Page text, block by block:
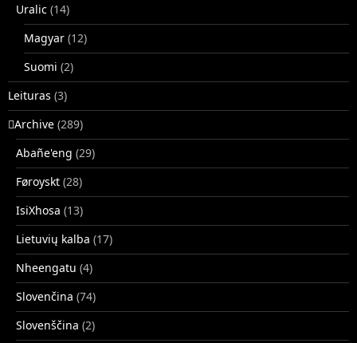
Uralic (14)
Magyar (12)
Suomi (2)
Leituras (3)
􏿽Archive (289)
Abañe'eng (29)
Føroyskt (28)
IsiXhosa (13)
Lietuvių kalba (17)
Nheengatu (4)
Slovenčina (74)
Slovenščina (2)